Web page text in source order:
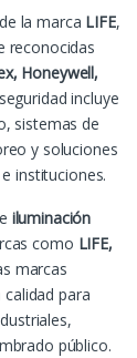
la marca LIFE,
reconocidas
Honeywell,
incluye
sistemas de
y soluciones
instituciones.
iluminación
como LIFE,
marcas
para
público.